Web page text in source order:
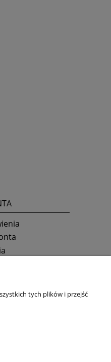
tych plików i przejść